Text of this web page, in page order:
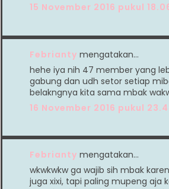
15 November 2016 pukul
Febrianty mengatakan…
hehe iya nih 47 member yang
gabung dan udh setor setiap
belakngnya kita sama mbak
16 November 2016 pukul
Febrianty mengatakan…
wkwkwkw ga wajib sih mbak
juga xixi, tapi paling mupeng aja